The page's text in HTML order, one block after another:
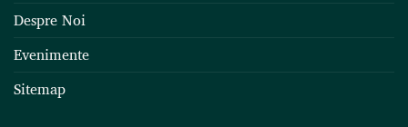
Despre Noi
Evenimente
Sitemap